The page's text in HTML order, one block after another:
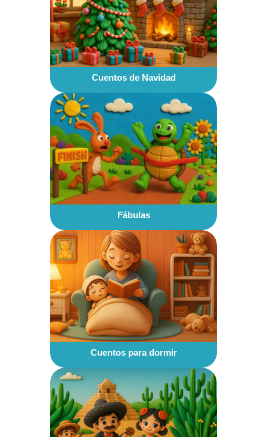
Cuentos de Navidad
Fábulas
Cuentos para dormir